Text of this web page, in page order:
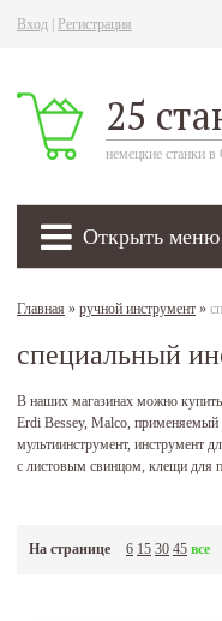
Вход Регистрация
25
немецкие станки
Открыть меню
Главная » ручной инструмент »
специальный
В наших магазинах можно
Erdi Bessey, Malco, применяемый
мультиинструмент, инструмент
с листовым свинцом, клещи для
На странице 6 15 30 45 все